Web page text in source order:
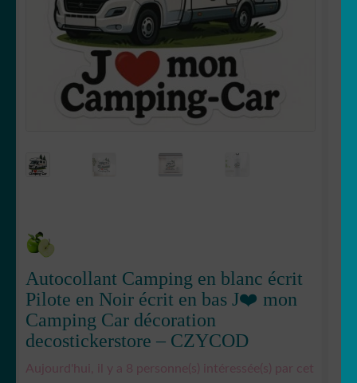
Autocollant Camping en blanc écrit
Pilote en Noir écrit en bas J❤️ mon
Camping Car décoration
decostickerstore – CZYCOD
Aujourd'hui, il y a 8 personne(s) intéressée(s) par cet